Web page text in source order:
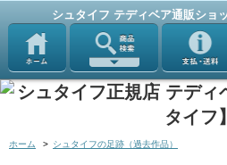
シュタイフ テディベア通販ショ
ホーム > シュタイフの足跡（過去作品）